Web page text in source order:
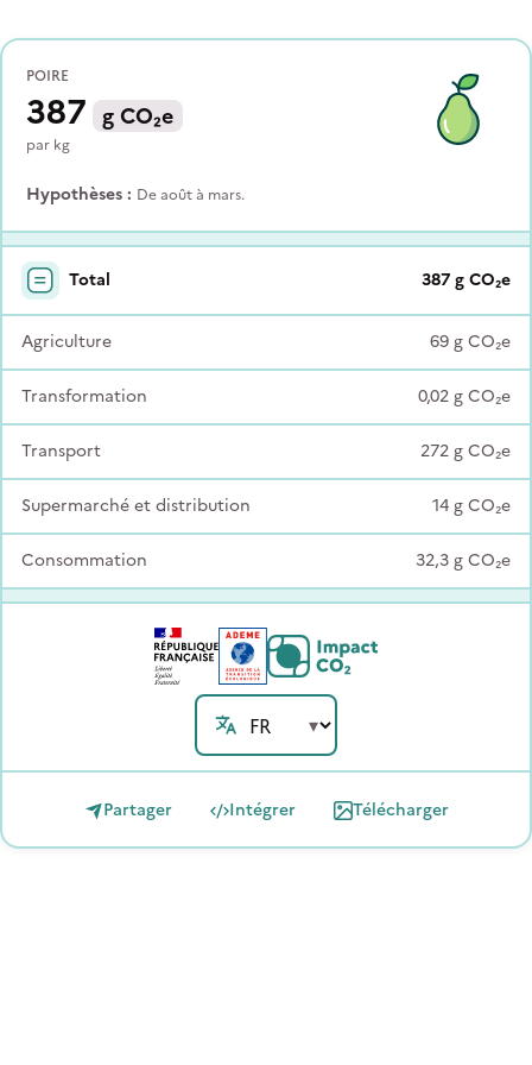
POIRE
387 gCO₂e
par kg
Hypothèses : De août à mars.
Total 387gCO₂e
Agriculture 69gCO₂e
Transformation 0,02gCO₂e
Transport 272gCO₂e
Supermarché et distribution 14gCO₂e
Consommation 32,3gCO₂e
Partager Intégrer Télécharger